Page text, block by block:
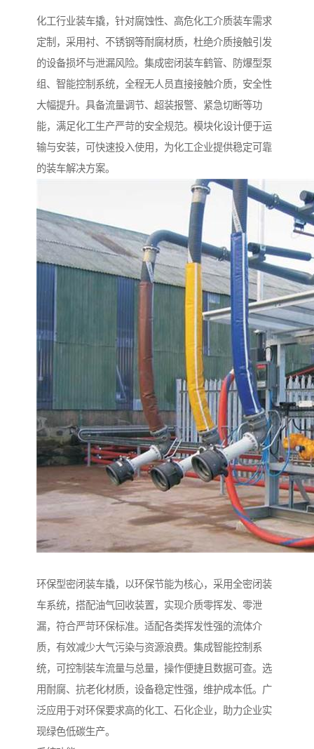
化工行业装车撬，针对腐蚀性、高危化工介质装车需求
定制，采用衬、不锈钢等耐腐材质，杜绝介质接触引发
的设备损坏与泄漏风险。集成密闭装车鹤管、防爆型泵
组、智能控制系统，全程无人员直接接触介质，安全性
大幅提升。具备流量调节、超装报警、紧急切断等功
能，满足化工生产严苛的安全规范。模块化设计便于运
输与安装，可快速投入使用，为化工企业提供稳定可靠
的装车解决方案。
环保型密闭装车撬，以环保节能为核心，采用全密闭装
车系统，搭配油气回收装置，实现介质零挥发、零泄
漏，符合严苛环保标准。适配各类挥发性强的流体介
质，有效减少大气污染与资源浪费。集成智能控制系
统，可控制装车流量与总量，操作便捷且数据可查。选
用耐腐、抗老化材质，设备稳定性强，维护成本低。广
泛应用于对环保要求高的化工、石化企业，助力企业实
现绿色低碳生产。